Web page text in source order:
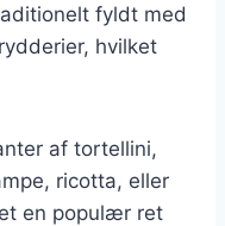
fyldt med
hvilket
af tortellini,
ricotta, eller
en populær ret